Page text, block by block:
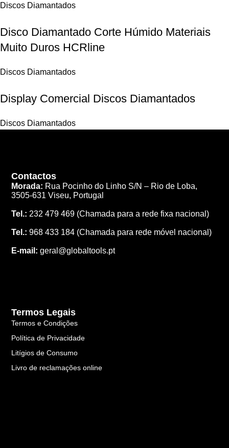
Discos Diamantados
Disco Diamantado Corte Húmido Materiais
Muito Duros HCRline
Discos Diamantados
Display Comercial Discos Diamantados
Discos Diamantados
Contactos
Morada: Rua Pocinho do Linho S/N – Rio de Loba,
3505-631 Viseu, Portugal
Tel.: 232 479 469 (Chamada para a rede fixa nacional)
Tel.: 968 433 184 (Chamada para rede móvel nacional)
E-mail: geral@globaltools.pt
Termos Legais
Termos e Condições
Política de Privacidade
Litígios de Consumo
Livro de reclamações online